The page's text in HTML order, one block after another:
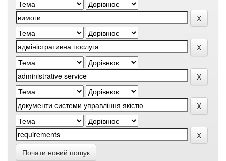
Почати новий пошук